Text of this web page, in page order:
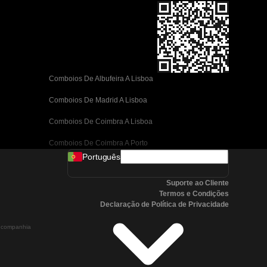
Comboios De Albufeira A Lisboa
Comboios De Madrid A Lisboa
Comboios De Coimbra A Lisboa
Comboios De Coimbra A Porto
Comboios De Valência A Barcelona
Comboios De Málaga A Barcelona
Comboios De Málaga A Madrid
Comboios De Córdoba A Madrid
Português
Suporte ao Cliente
Termos e Condições
Declaração de Política de Privacidade